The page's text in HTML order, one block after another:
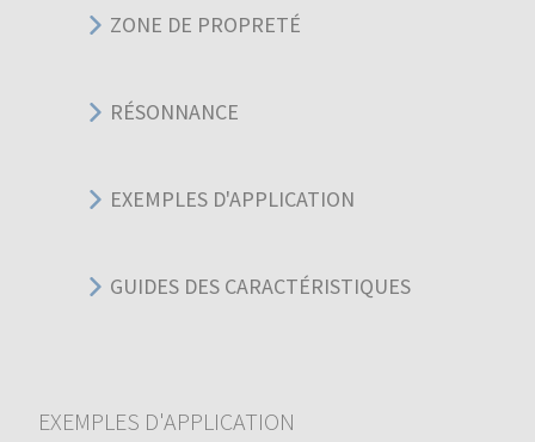
ZONE DE PROPRETÉ
RÉSONNANCE
EXEMPLES D'APPLICATION
GUIDES DES CARACTÉRISTIQUES
EXEMPLES D'APPLICATION